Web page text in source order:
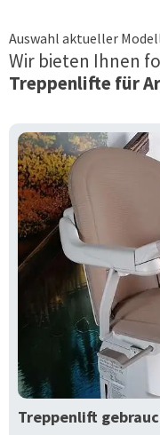
Auswahl aktueller
Wir bieten Ihnen
Treppenlifte für
Treppenlift